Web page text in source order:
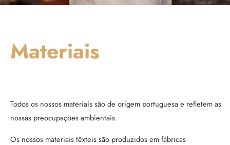
Materiais
Todos os nossos materiais são de origem portuguesa e refletem as
nossas preocupações ambientais.
Os nossos materiais têxteis são produzidos em fábricas